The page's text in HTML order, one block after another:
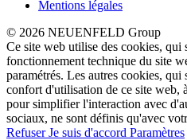
Mentions légales
© 2026 NEUENFELD Group
Ce site web utilise des cookies, qui
fonctionnement technique du site
paramétrés. Les autres cookies, qui
confort d'utilisation de ce site web,
pour simplifier l'interaction avec
sociaux, ne sont définis qu'avec
RefuserJe suis d'accord Paramètres